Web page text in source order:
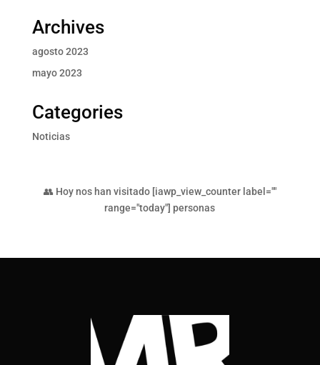
Archives
agosto 2023
mayo 2023
Categories
Noticias
👥 Hoy nos han visitado [iawp_view_counter label=""
range="today"] personas